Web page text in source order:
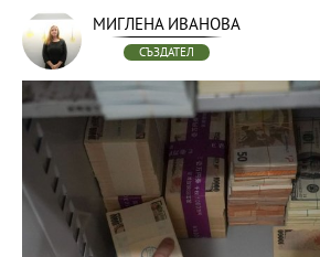
МИГЛЕНА ИВАНОВА
СЪЗДАТЕЛ